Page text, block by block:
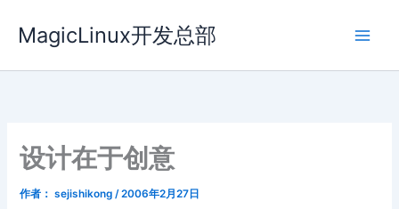
容
MagicLinux开发总部
设计在于创意
作者： sejishikong/2006年2月27日